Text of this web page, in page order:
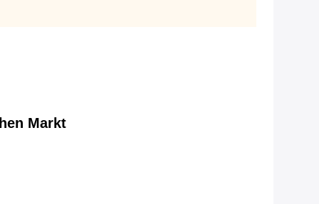
Markt